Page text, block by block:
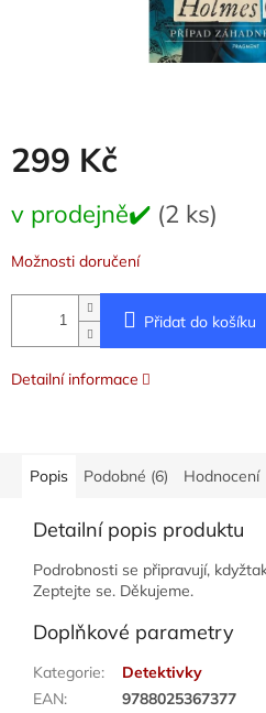
299 Kč
cena:
v prodejně✔️ (2 ks)
Možnosti doručení
Přidat do košíku
Detailní informace
Popis Podobné (6) Hodnocení
Detailní popis produktu
Podrobnosti se připravují,
Zeptejte se. Děkujeme.
Doplňkové parametry
Kategorie:
Detektivky
EAN:
9788025367377